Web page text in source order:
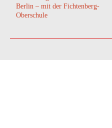
Berlin – mit der Fichtenberg-
Oberschule